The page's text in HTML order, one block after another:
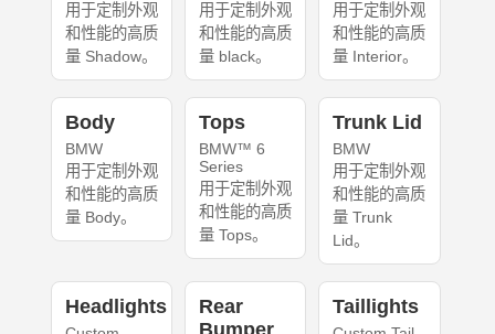
用于定制外观
和性能的高质
量 Shadow。
用于定制外观
和性能的高质
量 black。
用于定制外观
和性能的高质
量 Interior。
Body
BMW
用于定制外观
和性能的高质
量 Body。
Tops
BMW™ 6
Series
用于定制外观
和性能的高质
量 Tops。
Trunk Lid
BMW
用于定制外观
和性能的高质
量 Trunk
Lid。
Headlights
Rear
Taillights